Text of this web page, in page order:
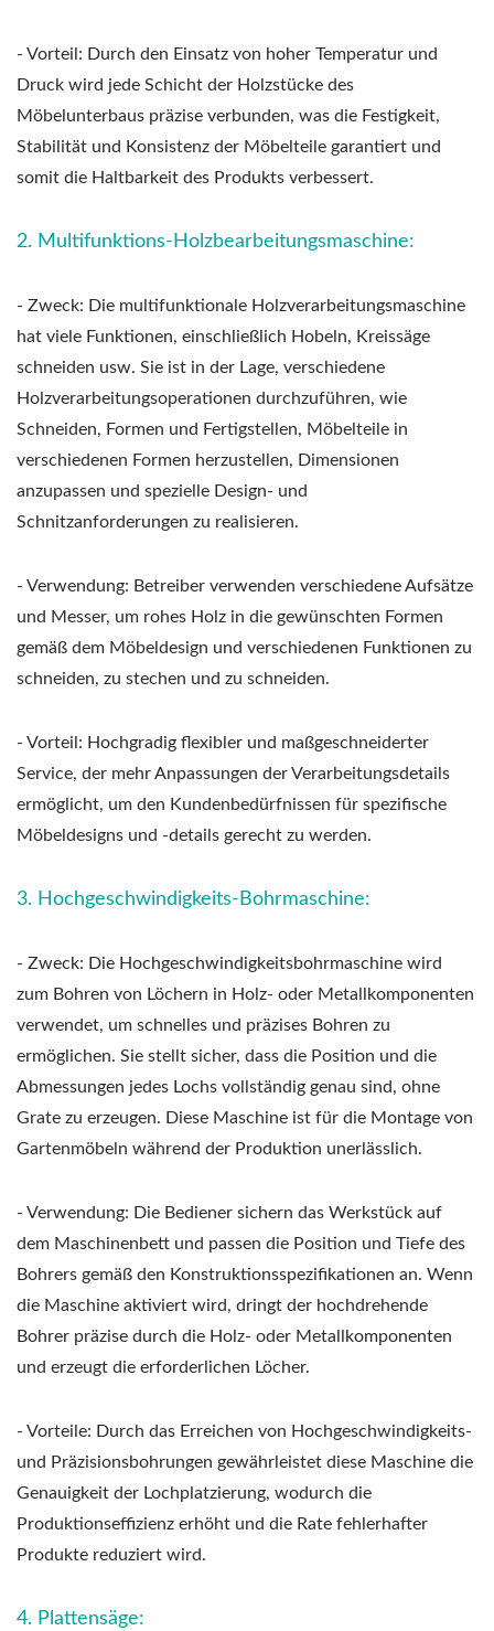
- Vorteil: Durch den Einsatz von hoher Temperatur und
Druck wird jede Schicht der Holzstücke des
Möbelunterbaus präzise verbunden, was die Festigkeit,
Stabilität und Konsistenz der Möbelteile garantiert und
somit die Haltbarkeit des Produkts verbessert.
2. Multifunktions-Holzbearbeitungsmaschine:
- Zweck: Die multifunktionale Holzverarbeitungsmaschine
hat viele Funktionen, einschließlich Hobeln, Kreissäge
schneiden usw. Sie ist in der Lage, verschiedene
Holzverarbeitungsoperationen durchzuführen, wie
Schneiden, Formen und Fertigstellen, Möbelteile in
verschiedenen Formen herzustellen, Dimensionen
anzupassen und spezielle Design- und
Schnitzanforderungen zu realisieren.
- Verwendung: Betreiber verwenden verschiedene Aufsätze
und Messer, um rohes Holz in die gewünschten Formen
gemäß dem Möbeldesign und verschiedenen Funktionen zu
schneiden, zu stechen und zu schneiden.
- Vorteil: Hochgradig flexibler und maßgeschneiderter
Service, der mehr Anpassungen der Verarbeitungsdetails
ermöglicht, um den Kundenbedürfnissen für spezifische
Möbeldesigns und -details gerecht zu werden.
3. Hochgeschwindigkeits-Bohrmaschine:
- Zweck: Die Hochgeschwindigkeitsbohrmaschine wird
zum Bohren von Löchern in Holz- oder Metallkomponenten
verwendet, um schnelles und präzises Bohren zu
ermöglichen. Sie stellt sicher, dass die Position und die
Abmessungen jedes Lochs vollständig genau sind, ohne
Grate zu erzeugen. Diese Maschine ist für die Montage von
Gartenmöbeln während der Produktion unerlässlich.
- Verwendung: Die Bediener sichern das Werkstück auf
dem Maschinenbett und passen die Position und Tiefe des
Bohrers gemäß den Konstruktionsspezifikationen an. Wenn
die Maschine aktiviert wird, dringt der hochdrehende
Bohrer präzise durch die Holz- oder Metallkomponenten
und erzeugt die erforderlichen Löcher.
- Vorteile: Durch das Erreichen von Hochgeschwindigkeits-
und Präzisionsbohrungen gewährleistet diese Maschine die
Genauigkeit der Lochplatzierung, wodurch die
Produktionseffizienz erhöht und die Rate fehlerhafter
Produkte reduziert wird.
4. Plattensäge: